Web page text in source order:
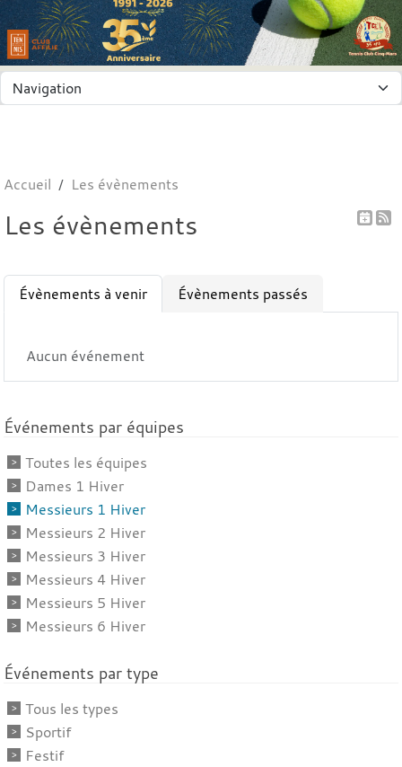
Accueil Les évènements
Les évènements
Évènements à venir Évènements passés
Aucun événement
Événements par équipes
Toutes les équipes
Dames 1 Hiver
Messieurs 1 Hiver
Messieurs 2 Hiver
Messieurs 3 Hiver
Messieurs 4 Hiver
Messieurs 5 Hiver
Messieurs 6 Hiver
Événements par type
Tous les types
Sportif
Festif
Panneau de gestion des cookies